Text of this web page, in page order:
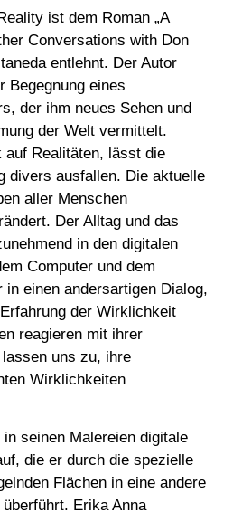
ist dem Roman „A
Conversations with Don
entlehnt. Der Autor
Begegnung eines
der ihm neues Sehen und
der Welt vermittelt.
Realitäten, lässt die
divers ausfallen. Die aktuelle
aller Menschen
Der Alltag und das
in den digitalen
Computer und dem
in einen andersartigen Dialog,
der Wirklichkeit
reagieren mit ihrer
uns zu, ihre
Wirklichkeiten
seinen Malereien digitale
die er durch die spezielle
Flächen in eine andere
Erika Anna